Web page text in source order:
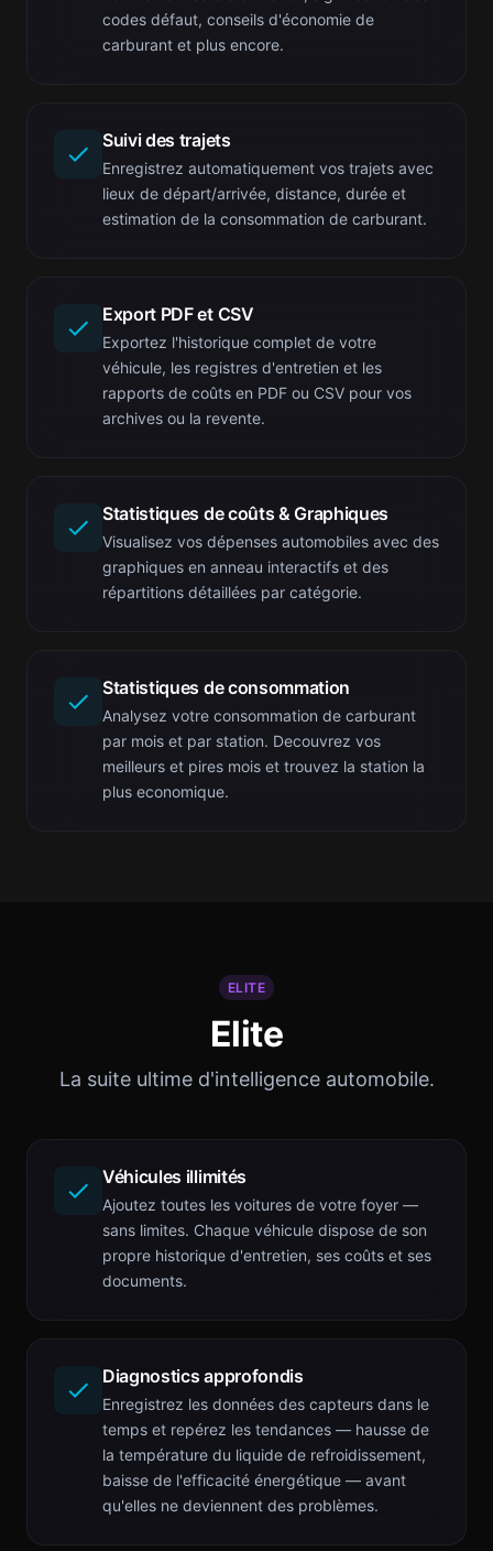
codes défaut, conseils d'économie de
carburant et plus encore.
Suivi des trajets
Enregistrez automatiquement vos trajets avec
lieux de départ/arrivée, distance, durée et
estimation de la consommation de carburant.
Export PDF et CSV
Exportez l'historique complet de votre
véhicule, les registres d'entretien et les
rapports de coûts en PDF ou CSV pour vos
archives ou la revente.
Statistiques de coûts & Graphiques
Visualisez vos dépenses automobiles avec des
graphiques en anneau interactifs et des
répartitions détaillées par catégorie.
Statistiques de consommation
Analysez votre consommation de carburant
par mois et par station. Decouvrez vos
meilleurs et pires mois et trouvez la station la
plus economique.
ELITE
Elite
La suite ultime d'intelligence automobile.
Véhicules illimités
Ajoutez toutes les voitures de votre foyer —
sans limites. Chaque véhicule dispose de son
propre historique d'entretien, ses coûts et ses
documents.
Diagnostics approfondis
Enregistrez les données des capteurs dans le
temps et repérez les tendances — hausse de
la température du liquide de refroidissement,
baisse de l'efficacité énergétique — avant
qu'elles ne deviennent des problèmes.